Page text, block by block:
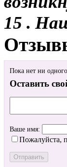
15 .
Пока нет ни
Оставить
Ваше имя:
Пожалуйста,